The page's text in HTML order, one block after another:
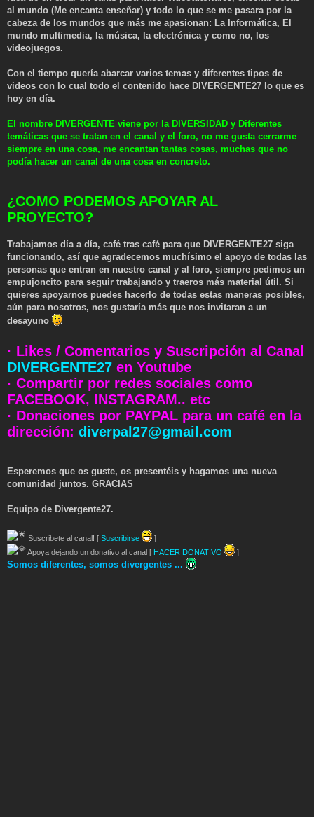
al mundo (Me encanta enseñar) y todo lo que se me pasara por la
cabeza de los mundos que más me apasionan: La Informática, El
mundo multimedia, la música, la electrónica y como no, los
videojuegos.
Con el tiempo quería abarcar varios temas y diferentes tipos de
videos con lo cual todo el contenido hace DIVERGENTE27 lo que es
hoy en día.
El nombre DIVERGENTE viene por la DIVERSIDAD y Diferentes
temáticas que se tratan en el canal y el foro, no me gusta cerrarme
siempre en una cosa, me encantan tantas cosas, muchas que no
podía hacer un canal de una cosa en concreto.
¿COMO PODEMOS APOYAR AL
PROYECTO?
Trabajamos día a día, café tras café para que DIVERGENTE27 siga
funcionando, así que agradecemos muchísimo el apoyo de todas las
personas que entran en nuestro canal y al foro, siempre pedimos un
empujoncito para seguir trabajando y traeros más material útil. Si
quieres apoyarnos puedes hacerlo de todas estas maneras posibles,
aún para nosotros, nos gustaría más que nos invitaran a un
desayuno
· Likes / Comentarios y Suscripción al Canal
DIVERGENTE27 en Youtube
· Compartir por redes sociales como
FACEBOOK, INSTAGRAM.. etc
· Donaciones por PAYPAL para un café en la
dirección: diverpal27@gmail.com
Esperemos que os guste, os presentéis y hagamos una nueva
comunidad juntos. GRACIAS
Equipo de Divergente27.
Suscribete al canal! [ Suscribirse
]
Apoya dejando un donativo al canal [ HACER DONATIVO ]
Somos diferentes, somos divergentes ...